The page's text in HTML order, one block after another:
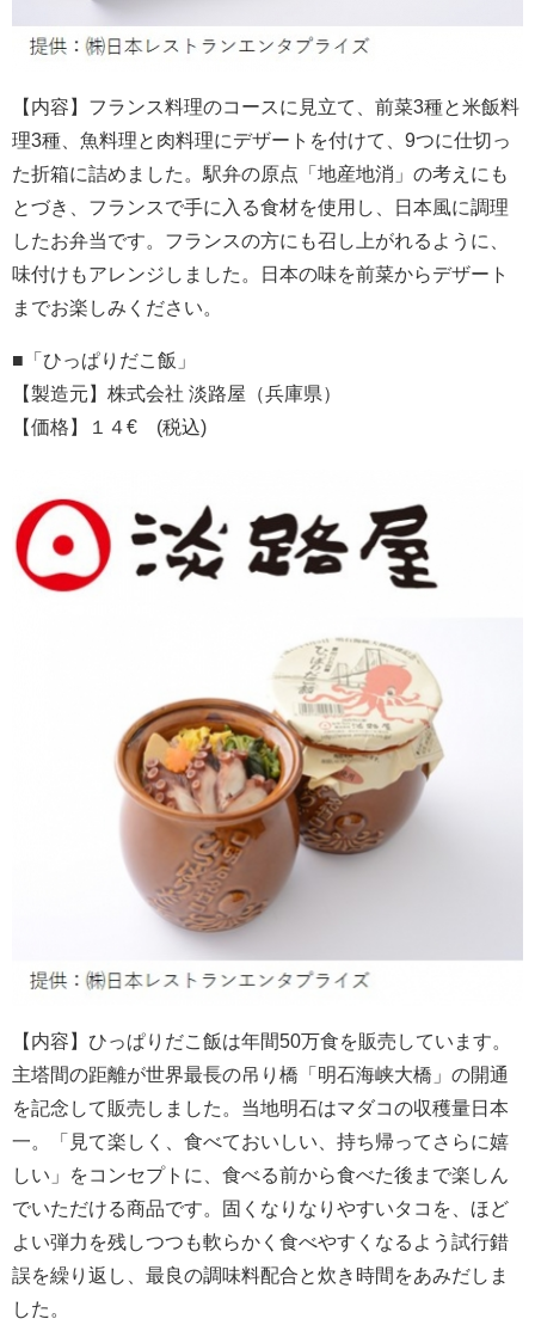
【内容】フランス料理のコースに見立て、前菜3種と米飯料
理3種、魚料理と肉料理にデザートを付けて、9つに仕切っ
た折箱に詰めました。駅弁の原点「地産地消」の考えにも
とづき、フランスで手に入る食材を使用し、日本風に調理
したお弁当です。フランスの方にも召し上がれるように、
味付けもアレンジしました。日本の味を前菜からデザート
までお楽しみください。
■「ひっぱりだこ飯」
【製造元】株式会社 淡路屋（兵庫県）
【価格】１４€ (税込)
【内容】ひっぱりだこ飯は年間50万食を販売しています。
主塔間の距離が世界最長の吊り橋「明石海峡大橋」の開通
を記念して販売しました。当地明石はマダコの収穫量日本
一。「見て楽しく、食べておいしい、持ち帰ってさらに嬉
しい」をコンセプトに、食べる前から食べた後まで楽しん
でいただける商品です。固くなりなりやすいタコを、ほど
よい弾力を残しつつも軟らかく食べやすくなるよう試行錯
誤を繰り返し、最良の調味料配合と炊き時間をあみだしま
した。